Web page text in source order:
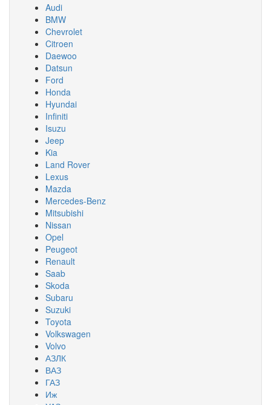
Audi
BMW
Chevrolet
Citroen
Daewoo
Datsun
Ford
Honda
Hyundai
Infiniti
Isuzu
Jeep
Kia
Land Rover
Lexus
Mazda
Mercedes-Benz
Mitsubishi
Nissan
Opel
Peugeot
Renault
Saab
Skoda
Subaru
Suzuki
Toyota
Volkswagen
Volvo
АЗЛК
ВАЗ
ГАЗ
Иж